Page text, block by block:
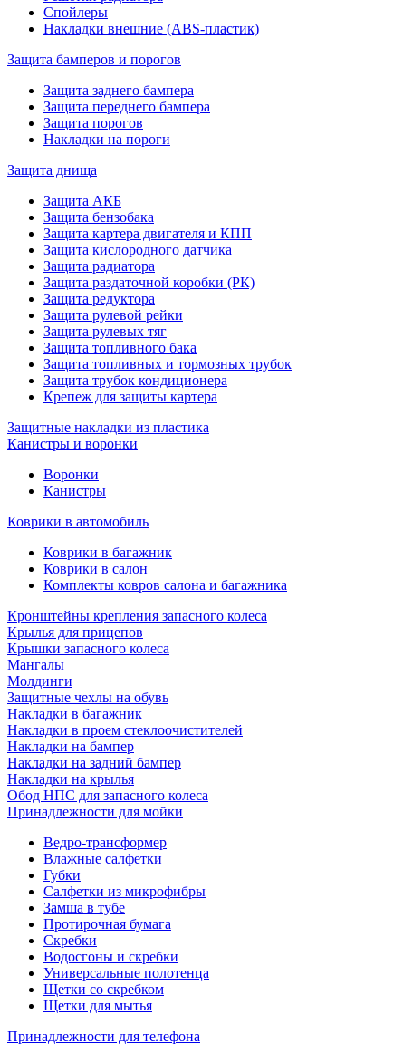
Спойлеры
Накладки внешние (ABS-пластик)
Защита бамперов и порогов
Защита заднего бампера
Защита переднего бампера
Защита порогов
Накладки на пороги
Защита днища
Защита АКБ
Защита бензобака
Защита картера двигателя и КПП
Защита кислородного датчика
Защита радиатора
Защита раздаточной коробки (РК)
Защита редуктора
Защита рулевой рейки
Защита рулевых тяг
Защита топливного бака
Защита топливных и тормозных трубок
Защита трубок кондиционера
Крепеж для защиты картера
Защитные накладки из пластика
Канистры и воронки
Воронки
Канистры
Коврики в автомобиль
Коврики в багажник
Коврики в салон
Комплекты ковров салона и багажника
Кронштейны крепления запасного колеса
Крылья для прицепов
Крышки запасного колеса
Мангалы
Молдинги
Защитные чехлы на обувь
Накладки в багажник
Накладки в проем стеклоочистителей
Накладки на бампер
Накладки на задний бампер
Накладки на крылья
Обод НПС для запасного колеса
Принадлежности для мойки
Ведро-трансформер
Влажные салфетки
Губки
Салфетки из микрофибры
Замша в тубе
Протирочная бумага
Скребки
Водосгоны и скребки
Универсальные полотенца
Щетки со скребком
Щетки для мытья
Принадлежности для телефона